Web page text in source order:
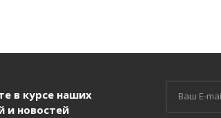
в курсе наших
и новостей